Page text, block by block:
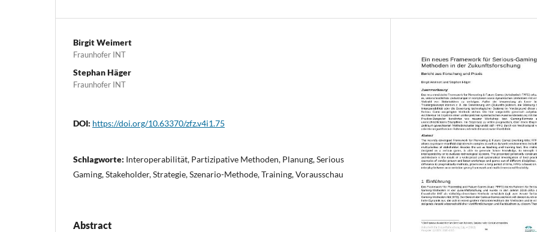
Birgit Weimert
Fraunhofer INT
Stephan Häger
Fraunhofer INT
DOI: https://doi.org/10.63370/zfz.v4i1.75
Schlagworte: Interoperabilität, Partizipative Methoden, Planung, Serious
Gaming, Stakeholder, Strategie, Szenario-Methode, Training, Vorausschau
Abstract